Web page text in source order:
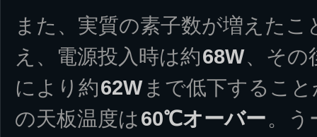
また、実質の素子数が増えた
え、電源投入時は約68W、その
により約62W まで低下するこ
の天板温度は 60℃オーバー。う